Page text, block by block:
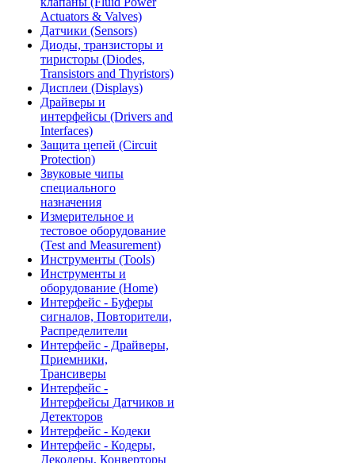
Actuators & Valves)
Датчики (Sensors)
Диоды, транзисторы и
тиристоры (Diodes,
Transistors and Thyristors)
Дисплеи (Displays)
Драйверы и
интерфейсы (Drivers and
Interfaces)
Защита цепей (Circuit
Protection)
Звуковые чипы
специального
назначения
Измерительное и
тестовое оборудование
(Test and Measurement)
Инструменты (Tools)
Инструменты и
оборудование (Home)
Интерфейс - Буферы
сигналов, Повторители,
Распределители
Интерфейс - Драйверы,
Приемники,
Трансиверы
Интерфейс -
Интерфейсы Датчиков и
Детекторов
Интерфейс - Кодеки
Интерфейс - Кодеры,
Декодеры, Конверторы